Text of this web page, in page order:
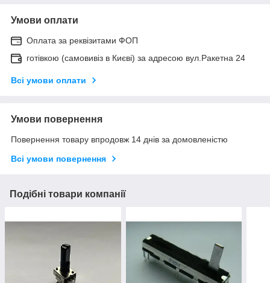
Умови оплати
Оплата за реквізитами ФОП
готівкою (самовивіз в Києві) за адресою вул.Ракетна 24
Всі умови оплати
Умови повернення
Повернення товару впродовж 14 днів за домовленістю
Всі умови повернення
Подібні товари компанії